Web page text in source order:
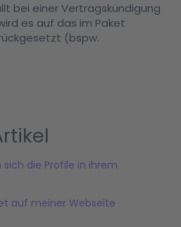
bei einer Vertragskündigung
es auf das im Paket
(bspw.
die Profile in ihrem
auf meiner Webseite